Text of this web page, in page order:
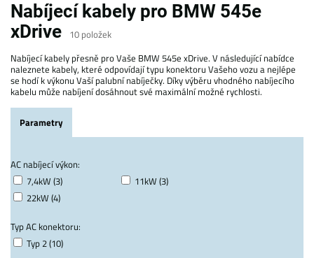
Nabíjecí kabely pro BMW 545e
xDrive 10 položek
Nabíjecí kabely přesně pro Vaše BMW 545e xDrive. V následující nabídce
naleznete kabely, které odpovídají typu konektoru Vašeho vozu a nejlépe
se hodí k výkonu Vaší palubní nabíječky. Díky výběru vhodného nabíjecího
kabelu může nabíjení dosáhnout své maximální možné rychlosti.
Parametry
AC nabíjecí výkon:
7,4kW (3)
11kW (3)
22kW (4)
Typ AC konektoru:
Typ 2 (10)